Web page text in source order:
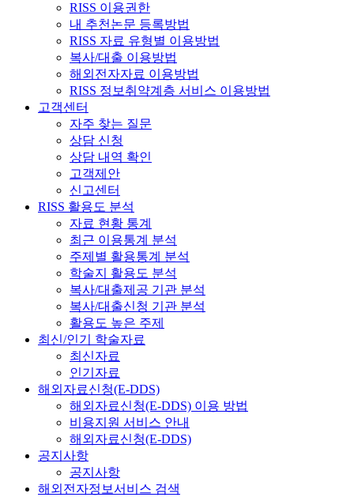
RISS 이용권한
내 추천논문 등록방법
RISS 자료 유형별 이용방법
복사/대출 이용방법
해외전자자료 이용방법
RISS 정보취약계층 서비스 이용방법
고객센터
자주 찾는 질문
상담 신청
상담 내역 확인
고객제안
신고센터
RISS 활용도 분석
자료 현황 통계
최근 이용통계 분석
주제별 활용통계 분석
학술지 활용도 분석
복사/대출제공 기관 분석
복사/대출신청 기관 분석
활용도 높은 주제
최신/인기 학술자료
최신자료
인기자료
해외자료신청(E-DDS)
해외자료신청(E-DDS) 이용 방법
비용지원 서비스 안내
해외자료신청(E-DDS)
공지사항
공지사항
해외전자정보서비스 검색